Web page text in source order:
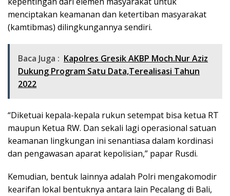
menciptakan keamanan dan ketertiban masyarakat
(kamtibmas) dilingkungannya sendiri.
Baca Juga : Kapolres Gresik AKBP Moch.Nur Aziz
Dukung Program Satu Data,Terealisasi Tahun
2022
“Diketuai kepala-kepala rukun setempat bisa ketua RT
maupun Ketua RW. Dan sekali lagi operasional satuan
keamanan lingkungan ini senantiasa dalam kordinasi
dan pengawasan aparat kepolisian,” papar Rusdi.
Kemudian, bentuk lainnya adalah Polri mengakomodir
kearifan lokal bentuknya antara lain Pecalang di Bali,